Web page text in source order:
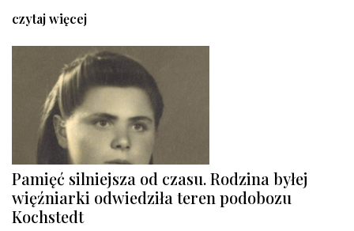
czytaj więcej
Pamięć silniejsza od czasu. Rodzina byłej
więźniarki odwiedziła teren podobozu
Kochstedt